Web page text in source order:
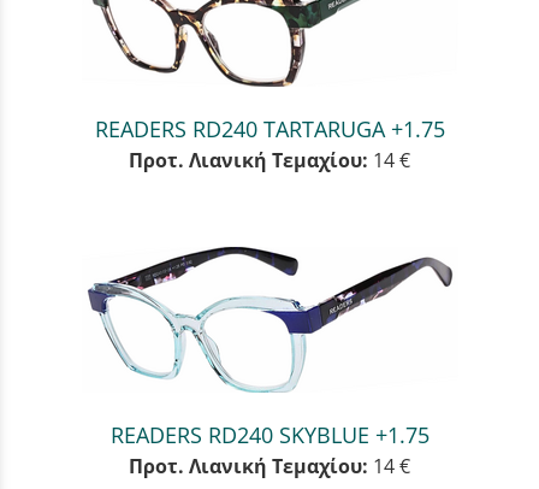
READERS RD240 TARTARUGA +1.75
Προτ. Λιανική Τεμαχίου: 14 €
READERS RD240 SKYBLUE +1.75
Προτ. Λιανική Τεμαχίου: 14 €